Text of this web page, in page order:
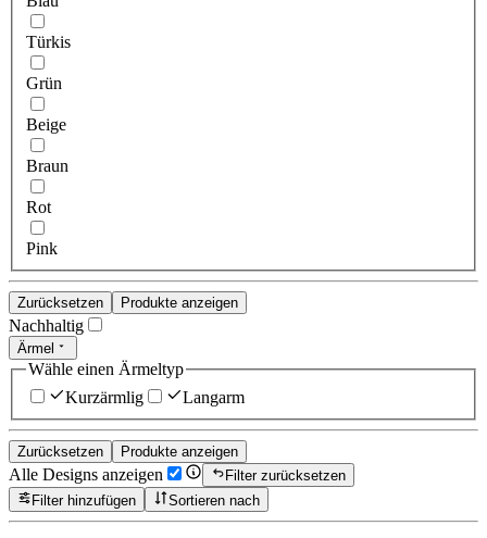
Türkis
Grün
Beige
Braun
Rot
Pink
Zurücksetzen Produkte anzeigen
Nachhaltig
Ärmel
Wähle einen Ärmeltyp
Kurzärmlig
Langarm
Zurücksetzen Produkte anzeigen
Alle Designs anzeigen
Filter zurücksetzen
Filter hinzufügen
Sortieren nach